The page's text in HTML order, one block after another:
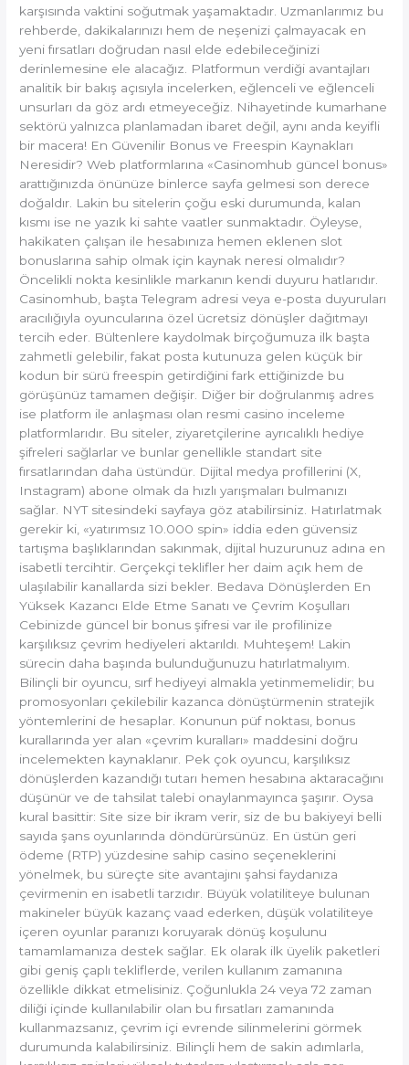
karşısında vaktini soğutmak yaşamaktadır. Uzmanlarımız bu
rehberde, dakikalarınızı hem de neşenizi çalmayacak en
yeni fırsatları doğrudan nasıl elde edebileceğinizi
derinlemesine ele alacağız. Platformun verdiği avantajları
analitik bir bakış açısıyla incelerken, eğlenceli ve eğlenceli
unsurları da göz ardı etmeyeceğiz. Nihayetinde kumarhane
sektörü yalnızca planlamadan ibaret değil, aynı anda keyifli
bir macera! En Güvenilir Bonus ve Freespin Kaynakları
Neresidir? Web platformlarına «Casinomhub güncel bonus»
arattığınızda önünüze binlerce sayfa gelmesi son derece
doğaldır. Lakin bu sitelerin çoğu eski durumunda, kalan
kısmı ise ne yazık ki sahte vaatler sunmaktadır. Öyleyse,
hakikaten çalışan ile hesabınıza hemen eklenen slot
bonuslarına sahip olmak için kaynak neresi olmalıdır?
Öncelikli nokta kesinlikle markanın kendi duyuru hatlarıdır.
Casinomhub, başta Telegram adresi veya e-posta duyuruları
aracılığıyla oyuncularına özel ücretsiz dönüşler dağıtmayı
tercih eder. Bültenlere kaydolmak birçoğumuza ilk başta
zahmetli gelebilir, fakat posta kutunuza gelen küçük bir
kodun bir sürü freespin getirdiğini fark ettiğinizde bu
görüşünüz tamamen değişir. Diğer bir doğrulanmış adres
ise platform ile anlaşması olan resmi casino inceleme
platformlarıdır. Bu siteler, ziyaretçilerine ayrıcalıklı hediye
şifreleri sağlarlar ve bunlar genellikle standart site
fırsatlarından daha üstündür. Dijital medya profillerini (X,
Instagram) abone olmak da hızlı yarışmaları bulmanızı
sağlar. NYT sitesindeki sayfaya göz atabilirsiniz. Hatırlatmak
gerekir ki, «yatırımsız 10.000 spin» iddia eden güvensiz
tartışma başlıklarından sakınmak, dijital huzurunuz adına en
isabetli tercihtir. Gerçekçi teklifler her daim açık hem de
ulaşılabilir kanallarda sizi bekler. Bedava Dönüşlerden En
Yüksek Kazancı Elde Etme Sanatı ve Çevrim Koşulları
Cebinizde güncel bir bonus şifresi var ile profilinize
karşılıksız çevrim hediyeleri aktarıldı. Muhteşem! Lakin
sürecin daha başında bulunduğunuzu hatırlatmalıyım.
Bilinçli bir oyuncu, sırf hediyeyi almakla yetinmemelidir; bu
promosyonları çekilebilir kazanca dönüştürmenin stratejik
yöntemlerini de hesaplar. Konunun püf noktası, bonus
kurallarında yer alan «çevrim kuralları» maddesini doğru
incelemekten kaynaklanır. Pek çok oyuncu, karşılıksız
dönüşlerden kazandığı tutarı hemen hesabına aktaracağını
düşünür ve de tahsilat talebi onaylanmayınca şaşırır. Oysa
kural basittir: Site size bir ikram verir, siz de bu bakiyeyi belli
sayıda şans oyunlarında döndürürsünüz. En üstün geri
ödeme (RTP) yüzdesine sahip casino seçeneklerini
yönelmek, bu süreçte site avantajını şahsi faydanıza
çevirmenin en isabetli tarzıdır. Büyük volatiliteye bulunan
makineler büyük kazanç vaad ederken, düşük volatiliteye
içeren oyunlar paranızı koruyarak dönüş koşulunu
tamamlamanıza destek sağlar. Ek olarak ilk üyelik paketleri
gibi geniş çaplı tekliflerde, verilen kullanım zamanına
özellikle dikkat etmelisiniz. Çoğunlukla 24 veya 72 zaman
diliği içinde kullanılabilir olan bu fırsatları zamanında
kullanmazsanız, çevrim içi evrende silinmelerini görmek
durumunda kalabilirsiniz. Bilinçli hem de sakin adımlarla,